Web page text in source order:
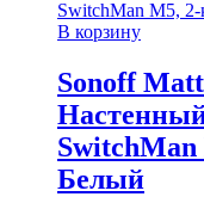
В корзину
Sonoff
Белый